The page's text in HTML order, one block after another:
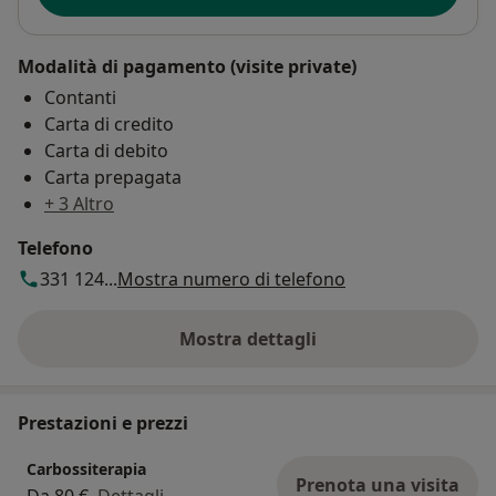
In caso di impossibilità a presentarsi
all’appuntamento, si richiede di comunicarlo con
adeguato anticipo.
Modalità di pagamento (visite private)
Contanti
Carta di credito
Carta di debito
Carta prepagata
+ 3 Altro
Telefono
331 124...Mostra numero di telefono
Mostra dettagli
sull'indirizzo
Prestazioni e prezzi
Carbossiterapia
Prenota una visita